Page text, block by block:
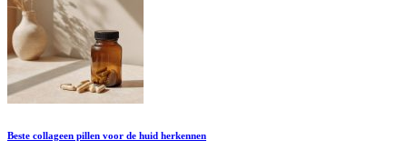
Beste collageen pillen voor de huid herkennen